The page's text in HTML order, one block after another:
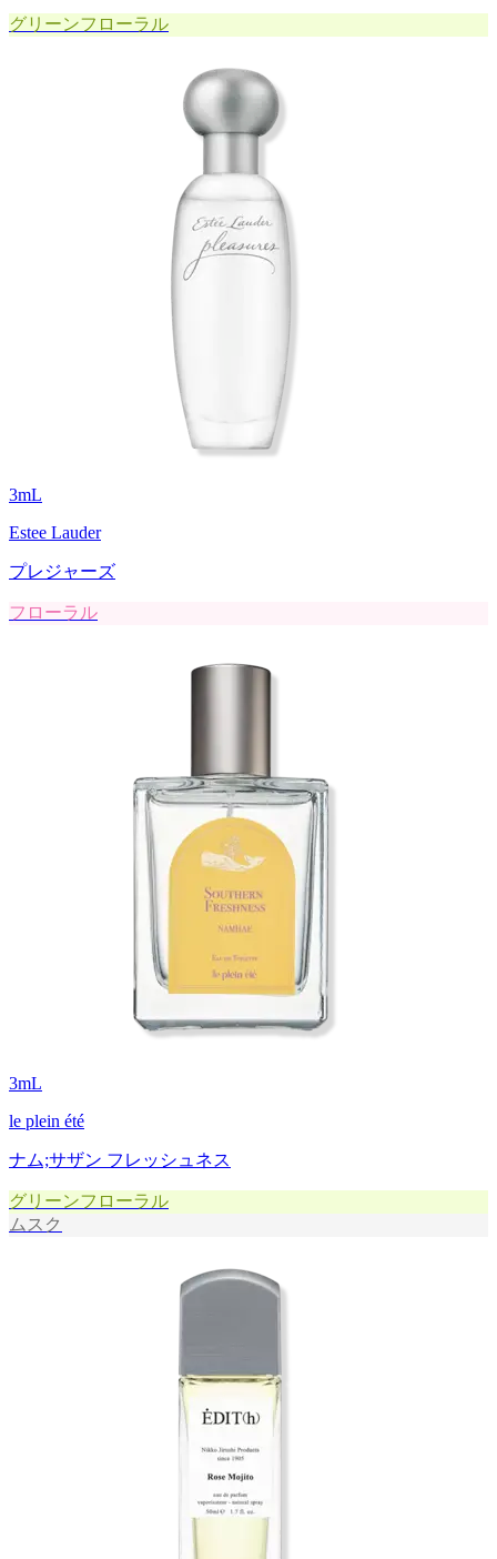
グリーンフローラル
3mL
Estee Lauder
プレジャーズ
フローラル
3mL
le plein été
ナム;サザン フレッシュネス
グリーンフローラル
ムスク